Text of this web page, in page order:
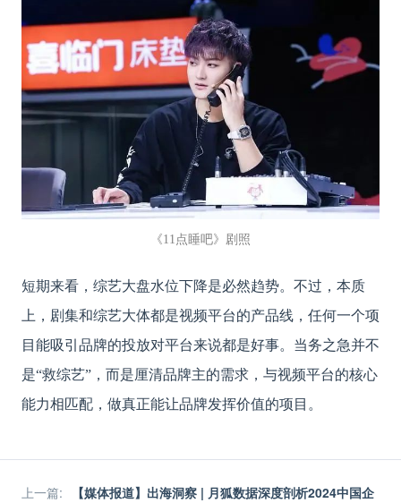
《11点睡吧》剧照
短期来看，综艺大盘水位下降是必然趋势。不过，本质
上，剧集和综艺大体都是视频平台的产品线，任何一个项
目能吸引品牌的投放对平台来说都是好事。当务之急并不
是“救综艺”，而是厘清品牌主的需求，与视频平台的核心
能力相匹配，做真正能让品牌发挥价值的项目。
上一篇:
【媒体报道】出海洞察 | 月狐数据深度剖析2024中国企